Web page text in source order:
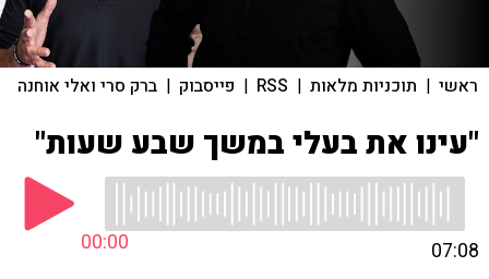
ראשי | תוכניות מלאות |
RSS
| פייסבוק | ברק סרי ואלי אוחנה
"עינו את בעלי במשך שבע שעות"
00:00 07:08